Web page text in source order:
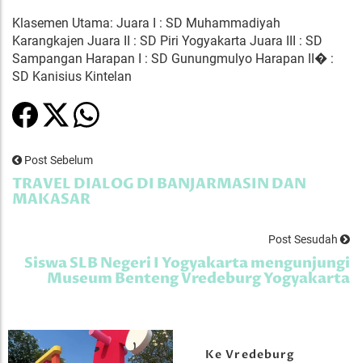
Klasemen Utama: Juara I : SD Muhammadiyah
Karangkajen Juara II : SD Piri Yogyakarta Juara III : SD
Sampangan Harapan I : SD Gunungmulyo Harapan II� :
SD Kanisius Kintelan
Post Sebelum
TRAVEL DIALOG DI BANJARMASIN DAN
MAKASAR
Post Sesudah
Siswa SLB Negeri I Yogyakarta mengunjungi
Museum Benteng Vredeburg Yogyakarta
Ke Vredeburg